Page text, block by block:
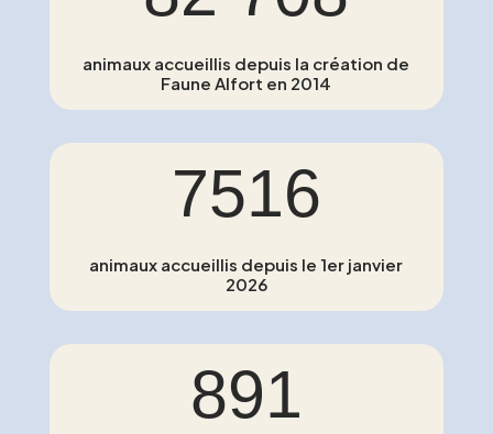
animaux accueillis depuis la création de
Faune Alfort en 2014
7516
animaux accueillis depuis le 1er janvier
2026
891